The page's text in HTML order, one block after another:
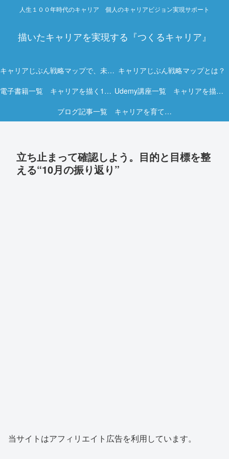
人生１００年時代のキャリア 個人のキャリアビジョン実現サポート
描いたキャリアを実現する『つくるキャリア』
キャリアじぶん戦略マップで、未来を描く力を。 キャリアじぶん戦略マップとは？
電子書籍一覧 キャリアを描く15冊の実践ガイド
Udemy講座一覧 キャリアを描く実践オンライン講座
ブログ記事一覧 キャリアを育てる実践ヒント集
立ち止まって確認しよう。目的と目標を整
える“10月の振り返り”
当サイトはアフィリエイト広告を利用しています。